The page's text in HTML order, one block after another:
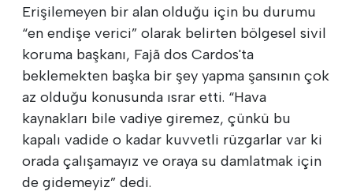
Erişilemeyen bir alan olduğu için bu durumu
“en endişe verici” olarak belirten bölgesel sivil
koruma başkanı, Fajã dos Cardos'ta
beklemekten başka bir şey yapma şansının çok
az olduğu konusunda ısrar etti. “Hava
kaynakları bile vadiye giremez, çünkü bu
kapalı vadide o kadar kuvvetli rüzgarlar var ki
orada çalışamayız ve oraya su damlatmak için
de gidemeyiz” dedi.